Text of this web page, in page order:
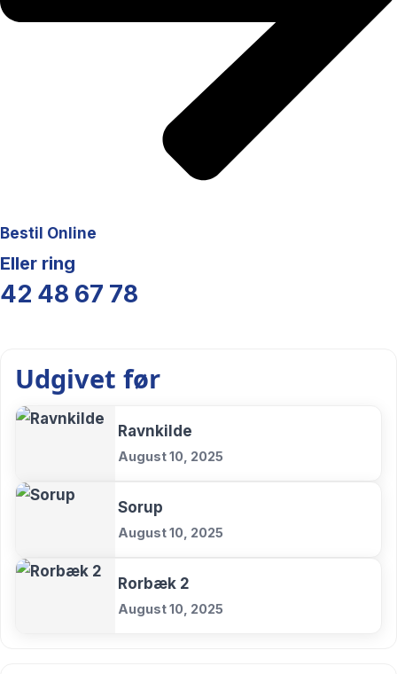
Bestil Online
Eller ring
42 48 67 78
Udgivet før
Ravnkilde
August 10, 2025
Sorup
August 10, 2025
Rorbæk 2
August 10, 2025